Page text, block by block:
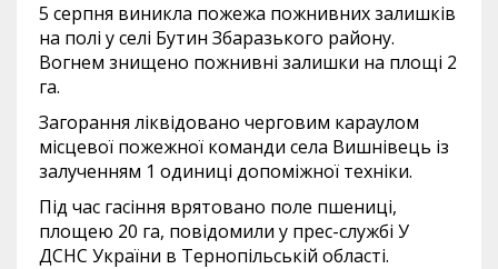
5 серпня виникла пожежа пожнивних залишків
на полі у селі Бутин Збаразького району.
Вогнем знищено пожнивні залишки на площі 2
га.
Загорання ліквідовано черговим караулом
місцевої пожежної команди села Вишнівець із
залученням 1 одиниці допоміжної техніки.
Під час гасіння врятовано поле пшениці,
площею 20 га, повідомили у прес-службі У
ДСНС України в Тернопільській області.